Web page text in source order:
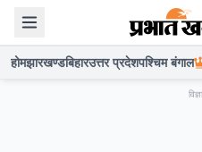
होमझारखण्डबिहारउत्तर प्रदेशपश्चिम बंगाल